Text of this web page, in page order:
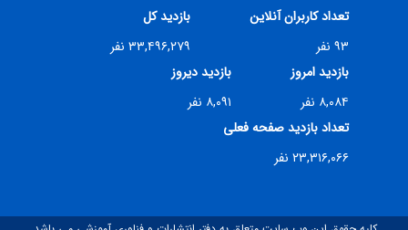
تعداد کاربران آنلاین
۹۳ نفر
بازدید کل
۳۳,۴۹۶,۲۷۹ نفر
بازدید امروز
۸,۰۸۴ نفر
بازدید دیروز
۸,۰۹۱ نفر
تعداد بازدید صفحه فعلی
۲۳,۳۱۶,۰۶۶ نفر